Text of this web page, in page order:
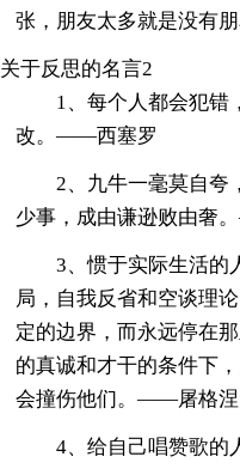
张，朋友太多就是没有
关于反思的名言2
1、每个人都会犯错
改。——西塞罗
2、九牛一毫莫自夸
少事，成由谦逊败由奢
3、惯于实际生活的
局，自我反省和空谈理
定的边界，而永远停在
的真诚和才干的条件下
会撞伤他们。——屠格
4、给自己唱赞歌